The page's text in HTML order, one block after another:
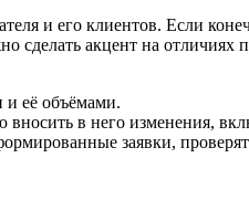
и его клиентов. Если
сделать акцент на отличиях
и её объёмами.
в него изменения,
заявки,